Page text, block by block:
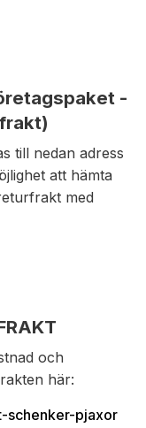
-
till nedan adress
att hämta
med
och
här:
schenker-pjaxor